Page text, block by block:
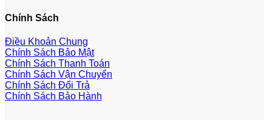
Chính Sách
Điều Khoản Chung
Chính Sách Bảo Mật
Chính Sách Thanh Toán
Chính Sách Vận Chuyển
Chính Sách Đổi Trả
Chính Sách Bảo Hành